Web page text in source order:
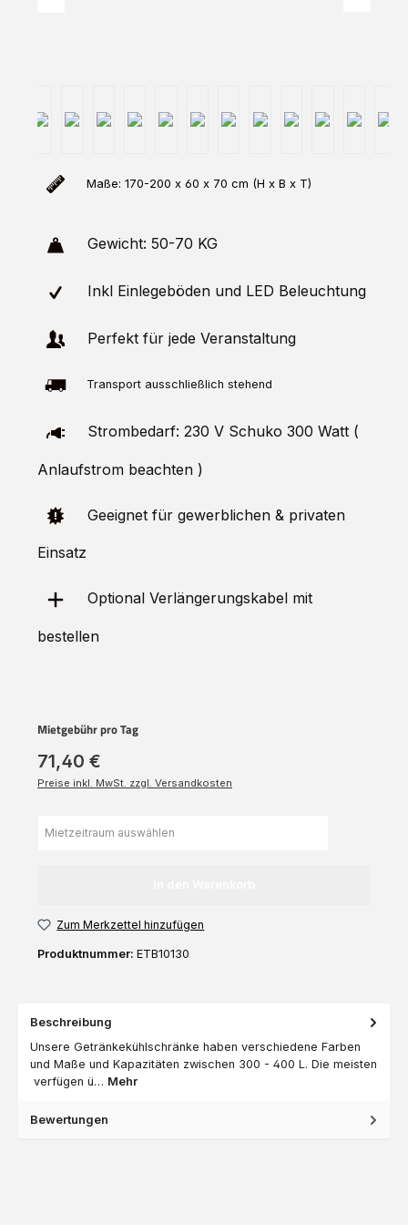
Maße: 170-200 x 60 x 70 cm (H x B x T)
Gewicht: 50-70 KG
Inkl Einlegeböden und LED Beleuchtung
Perfekt für jede Veranstaltung
Transport ausschließlich stehend
Strombedarf: 230 V Schuko 300 Watt (
Anlaufstrom beachten )
Geeignet für gewerblichen & privaten
Einsatz
Optional Verlängerungskabel mit
bestellen
Mietgebühr pro Tag
71,40 €
Preise inkl. MwSt. zzgl. Versandkosten
Zum Merkzettel hinzufügen
Produktnummer: ETB10130
Beschreibung
Unsere Getränkekühlschränke haben verschiedene Farben
und Maße und Kapazitäten zwischen 300 - 400 L. Die meisten
verfügen ü… Mehr
Bewertungen